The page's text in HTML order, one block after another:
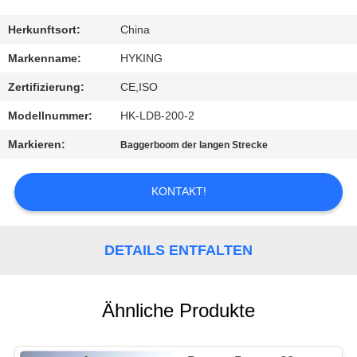
QUALITÄTSKONTROLLE
TRETEN
SIE
IN
VERBINDUNG
NACHRICHTEN
Herkunftsort: China
Markenname: HYKING
Zertifizierung: CE,ISO
Modellnummer: HK-LDB-200-2
Markieren: Baggerboom der langen Strecke
KONTAKT!
DETAILS ENTFALTEN
Ähnliche Produkte